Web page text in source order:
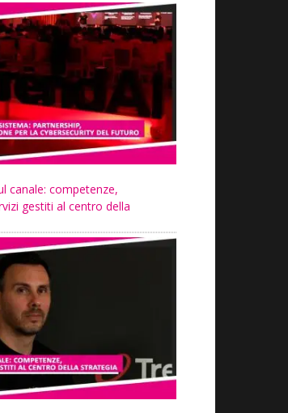
canale: competenze,
gestiti al centro della